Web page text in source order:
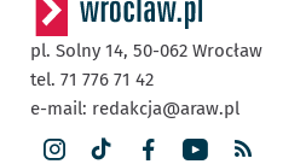
pl. Solny 14, 50-062 Wrocław
tel. 71 776 71 42
e-mail: redakcja@araw.pl